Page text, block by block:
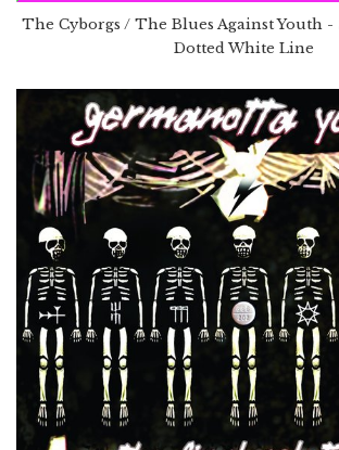
The Cyborgs / The Blues Against Youth -
Dotted White Line